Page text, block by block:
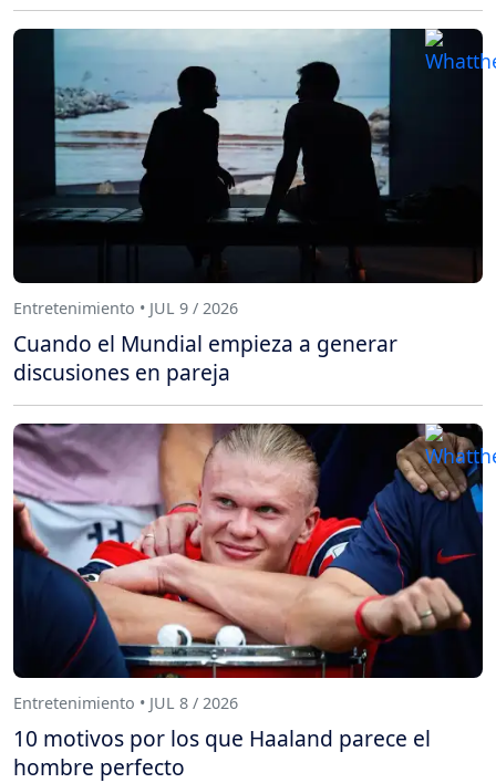
Entretenimiento • JUL 9 / 2026
Cuando el Mundial empieza a generar
discusiones en pareja
Entretenimiento • JUL 8 / 2026
10 motivos por los que Haaland parece el
hombre perfecto